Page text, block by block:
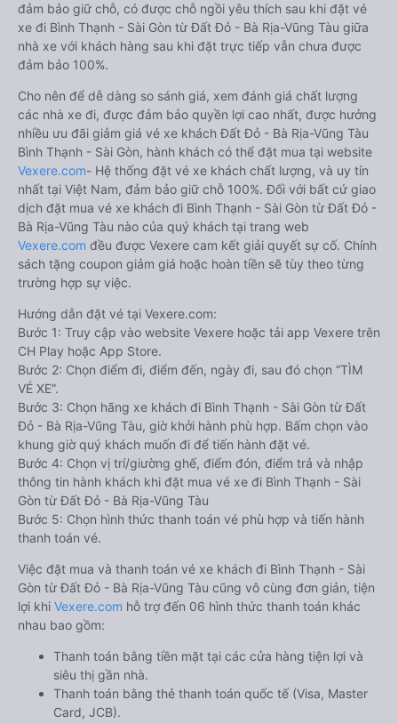
đảm bảo giữ chỗ, có được chỗ ngồi yêu thích sau khi đặt vé
xe đi Bình Thạnh - Sài Gòn từ Đất Đỏ - Bà Rịa-Vũng Tàu giữa
nhà xe với khách hàng sau khi đặt trực tiếp vẫn chưa được
đảm bảo 100%.
Cho nên để dễ dàng so sánh giá, xem đánh giá chất lượng
các nhà xe đi, được đảm bảo quyền lợi cao nhất, được hưởng
nhiều ưu đãi giảm giá vé xe khách Đất Đỏ - Bà Rịa-Vũng Tàu
Bình Thạnh - Sài Gòn, hành khách có thể đặt mua tại website
Vexere.com- Hệ thống đặt vé xe khách chất lượng, và uy tín
nhất tại Việt Nam, đảm bảo giữ chỗ 100%. Đối với bất cứ giao
dịch đặt mua vé xe khách đi Bình Thạnh - Sài Gòn từ Đất Đỏ -
Bà Rịa-Vũng Tàu nào của quý khách tại trang web
Vexere.com đều được Vexere cam kết giải quyết sự cố. Chính
sách tặng coupon giảm giá hoặc hoàn tiền sẽ tùy theo từng
trường hợp sự việc.
Hướng dẫn đặt vé tại Vexere.com:
Bước 1: Truy cập vào website Vexere hoặc tải app Vexere trên
CH Play hoặc App Store.
Bước 2: Chọn điểm đi, điểm đến, ngày đi, sau đó chọn “TÌM
VÉ XE”.
Bước 3: Chọn hãng xe khách đi Bình Thạnh - Sài Gòn từ Đất
Đỏ - Bà Rịa-Vũng Tàu, giờ khởi hành phù hợp. Bấm chọn vào
khung giờ quý khách muốn đi để tiến hành đặt vé.
Bước 4: Chọn vị trí/giường ghế, điểm đón, điểm trả và nhập
thông tin hành khách khi đặt mua vé xe đi Bình Thạnh - Sài
Gòn từ Đất Đỏ - Bà Rịa-Vũng Tàu
Bước 5: Chọn hình thức thanh toán vé phù hợp và tiến hành
thanh toán vé.
Việc đặt mua và thanh toán vé xe khách đi Bình Thạnh - Sài
Gòn từ Đất Đỏ - Bà Rịa-Vũng Tàu cũng vô cùng đơn giản, tiện
lợi khi Vexere.com hỗ trợ đến 06 hình thức thanh toán khác
nhau bao gồm:
Thanh toán bằng tiền mặt tại các cửa hàng tiện lợi và
siêu thị gần nhà.
Thanh toán bằng thẻ thanh toán quốc tế (Visa, Master
Card, JCB).